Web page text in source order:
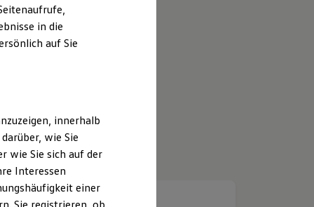
in die
auf Sie
innerhalb
wie Sie
wie Sie sich auf der
Interessen
einer
Sie registrieren, ob